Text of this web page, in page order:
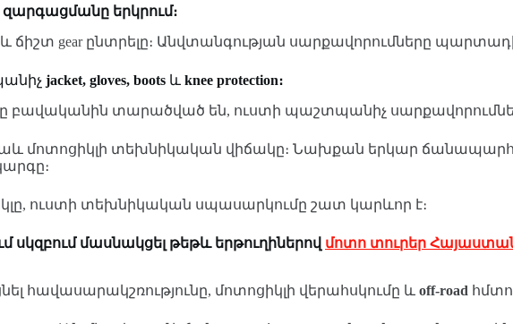
զարգացմանը երկրում։
ճիշտ gear ընտրելը։ Անվտանգության սարքավորումները
jacket, gloves, boots և knee protection։
բավականին տարածված են, ուստի պաշտպանիչ
մոտոցիկլի տեխնիկական վիճակը։ Նախքան երկար ճանապարհ
ուստի տեխնիկական սպասարկումը շատ կարևոր է։
մասնակցել թեթև երթուղիներով մոտո տուրեր
հավասարակշռությունը, մոտոցիկլի վերահսկումը և off-road